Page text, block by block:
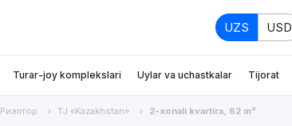
UZS USD
Turar-joy komplekslari Uylar va uchastkalar Tijorat
Риэлтор TJ «Kazakhstan» 2-xonali kvartira, 62 m²